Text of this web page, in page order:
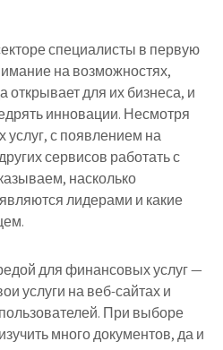
специалисты в первую
на возможностях,
для их бизнеса, и
инновации. Несмотря
услуг, с появлением на
сервисов работать с
насколько
лидерами и какие
для финансовых услуг —
услуги на веб-сайтах и
При выборе
много документов, да и